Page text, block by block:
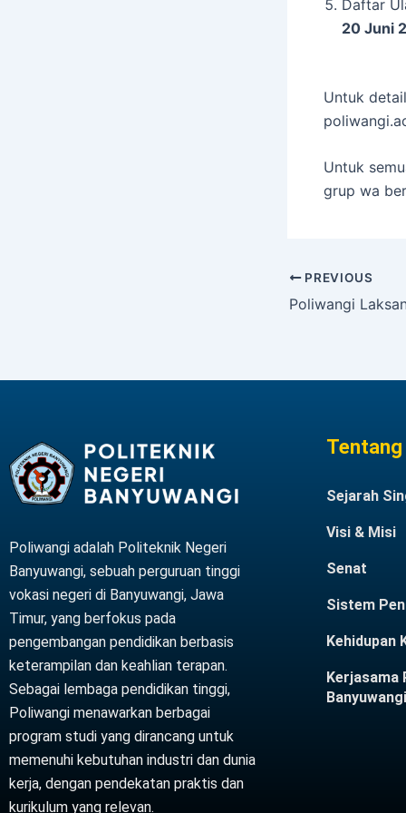
Daftar
20 Juni
Untuk
Untuk
grup wa
PREVIOUS
Poliwangi adalah Politeknik Negeri
Banyuwangi, sebuah perguruan tinggi
vokasi negeri di Banyuwangi, Jawa
Timur, yang berfokus pada
pengembangan pendidikan berbasis
keterampilan dan keahlian terapan.
Sebagai lembaga pendidikan tinggi,
Poliwangi menawarkan berbagai
program studi yang dirancang untuk
memenuhi kebutuhan industri dan dunia
kerja, dengan pendekatan praktis dan
kurikulum yang relevan.
Sejarah
Visi & Misi
Senat
Sistem
Kehidupan
Kerjasama
Banyuwangi